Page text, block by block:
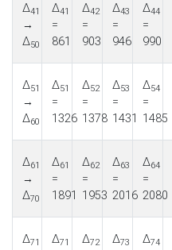
Δ41
→
Δ50
Δ41
=
861
Δ42
=
903
Δ43
=
946
Δ44
=
990
Δ51
→
Δ60
Δ51
=
1326
Δ52
=
1378
Δ53
=
1431
Δ54
=
1485
Δ61
→
Δ70
Δ61
=
1891
Δ62
=
1953
Δ63
=
2016
Δ64
=
2080
Δ71 Δ71 Δ72 Δ73 Δ74